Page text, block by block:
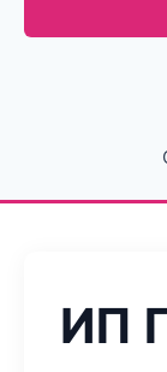
ИП